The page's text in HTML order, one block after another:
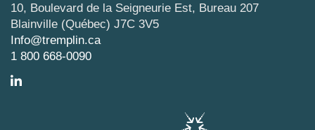
10, Boulevard de la Seigneurie Est, Bureau 207
Blainville (Québec) J7C 3V5
Info@tremplin.ca
1 800 668-0090